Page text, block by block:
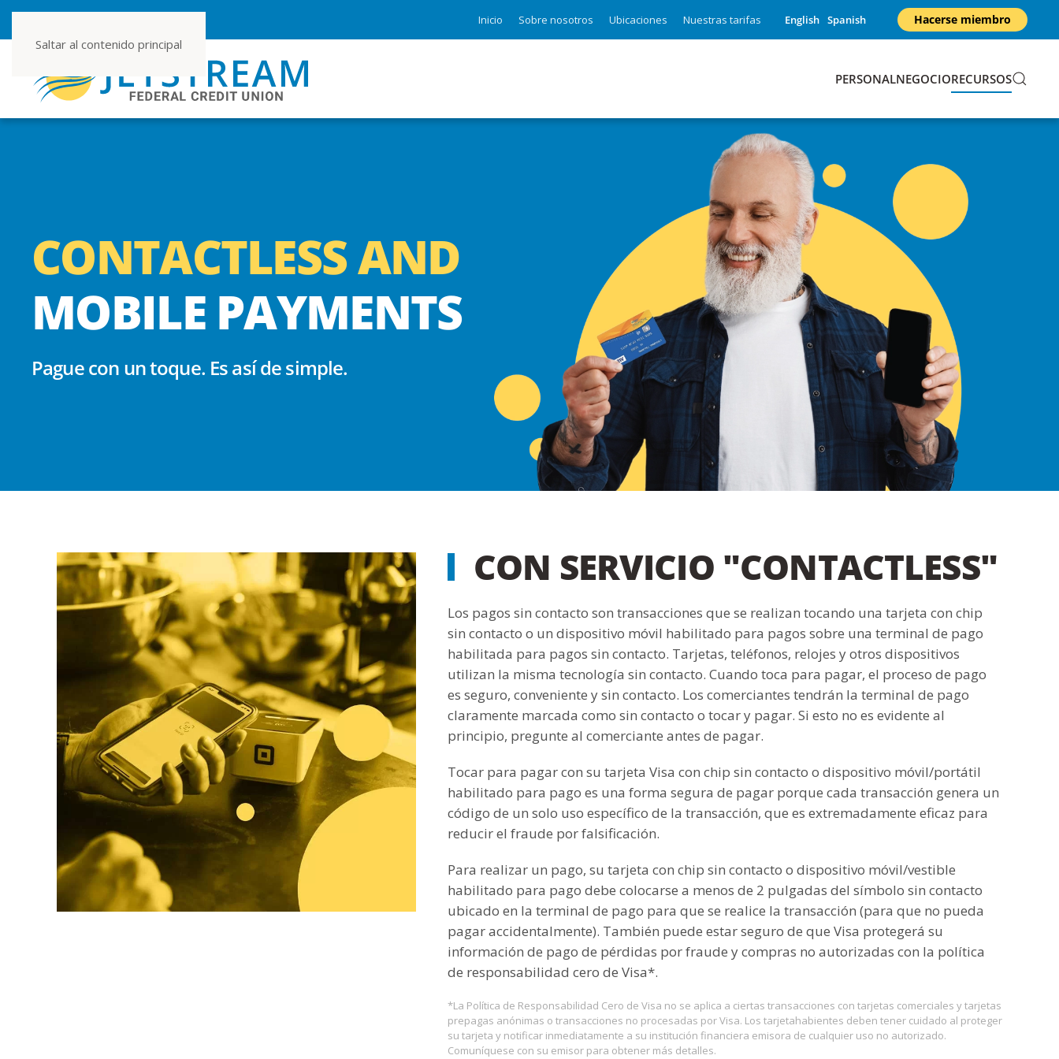
Saltar al contenido principal
Inicio Sobre nosotros Ubicaciones Nuestras tarifas English Spanish Hacerse miembro
PERSONALNEGOCIORECURSOS
CONTACTLESS AND
MOBILE PAYMENTS
Pague con un toque. Es así de simple.
CON SERVICIO "CONTACTLESS"
Los pagos sin contacto son transacciones que se realizan tocando una tarjeta con chip
sin contacto o un dispositivo móvil habilitado para pagos sobre una terminal de pago
habilitada para pagos sin contacto. Tarjetas, teléfonos, relojes y otros dispositivos
utilizan la misma tecnología sin contacto. Cuando toca para pagar, el proceso de pago
es seguro, conveniente y sin contacto. Los comerciantes tendrán la terminal de pago
claramente marcada como sin contacto o tocar y pagar. Si esto no es evidente al
principio, pregunte al comerciante antes de pagar.
Tocar para pagar con su tarjeta Visa con chip sin contacto o dispositivo móvil/portátil
habilitado para pago es una forma segura de pagar porque cada transacción genera un
código de un solo uso específico de la transacción, que es extremadamente eficaz para
reducir el fraude por falsificación.
Para realizar un pago, su tarjeta con chip sin contacto o dispositivo móvil/vestible
habilitado para pago debe colocarse a menos de 2 pulgadas del símbolo sin contacto
ubicado en la terminal de pago para que se realice la transacción (para que no pueda
pagar accidentalmente). También puede estar seguro de que Visa protegerá su
información de pago de pérdidas por fraude y compras no autorizadas con la política
de responsabilidad cero de Visa*.
*La Política de Responsabilidad Cero de Visa no se aplica a ciertas transacciones con tarjetas comerciales y tarjetas
prepagas anónimas o transacciones no procesadas por Visa. Los tarjetahabientes deben tener cuidado al proteger
su tarjeta y notificar inmediatamente a su institución financiera emisora ​​de cualquier uso no autorizado.
Comuníquese con su emisor para obtener más detalles.